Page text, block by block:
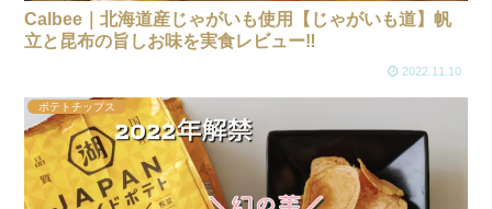
Calbee｜北海道産じゃがいも使用【じゃがいも道】帆
立と昆布の旨しお味を実食レビュー‼
2022.11.10
ポテトチップス